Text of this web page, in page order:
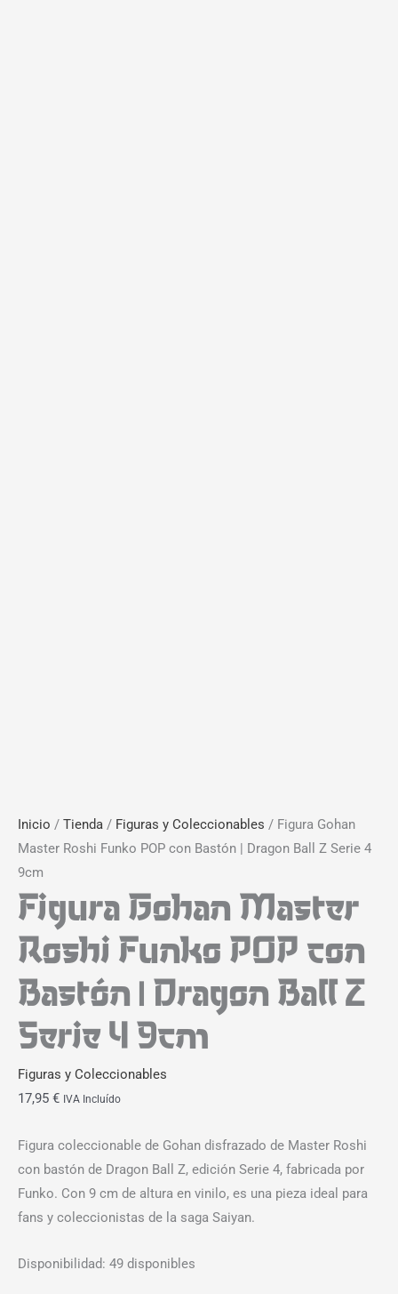
Inicio / Tienda / Figuras y Coleccionables / Figura Gohan
Master Roshi Funko POP con Bastón | Dragon Ball Z Serie 4
9cm
Figura Gohan Master
Roshi Funko POP con
Bastón | Dragon Ball Z
Serie 4 9cm
Figuras y Coleccionables
17,95 € IVA Incluído
Figura coleccionable de Gohan disfrazado de Master Roshi
con bastón de Dragon Ball Z, edición Serie 4, fabricada por
Funko. Con 9 cm de altura en vinilo, es una pieza ideal para
fans y coleccionistas de la saga Saiyan.
Disponibilidad: 49 disponibles